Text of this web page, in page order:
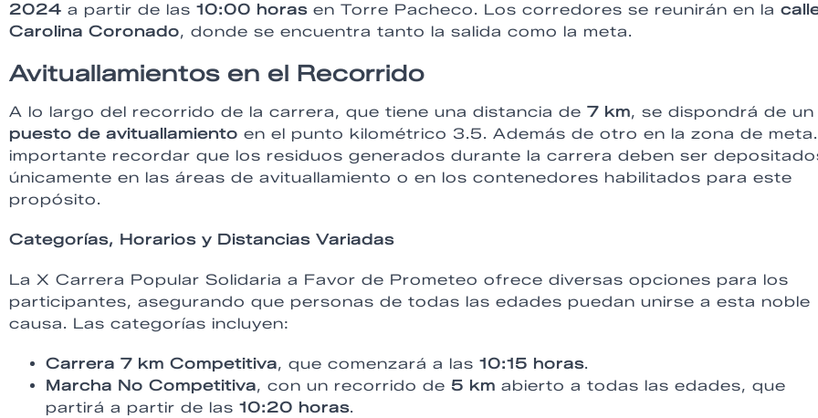
2024 a partir de las 10:00 horas en Torre Pacheco. Los corredores se reunirán en la
Carolina Coronado, donde se encuentra tanto la salida como la meta.
Avituallamientos en el Recorrido
A lo largo del recorrido de la carrera, que tiene una distancia de 7 km, se dispondrá de un
puesto de avituallamiento en el punto kilométrico 3.5. Además de otro en la zona de
importante recordar que los residuos generados durante la carrera deben ser
únicamente en las áreas de avituallamiento o en los contenedores habilitados para este
propósito.
Categorías, Horarios y Distancias Variadas
La X Carrera Popular Solidaria a Favor de Prometeo ofrece diversas opciones para los
participantes, asegurando que personas de todas las edades puedan unirse a esta noble
causa. Las categorías incluyen:
Carrera 7 km Competitiva, que comenzará a las 10:15 horas.
Marcha No Competitiva, con un recorrido de 5 km abierto a todas las edades, que
partirá a partir de las 10:20 horas.